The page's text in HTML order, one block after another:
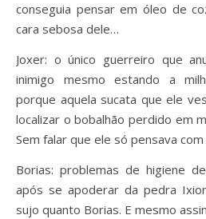
conseguia pensar em óleo de
cara sebosa dele…
Joxer: o único guerreiro que
inimigo mesmo estando a
porque aquela sucata que ele
localizar o bobalhão perdido em
Sem falar que ele só pensava
Borias: problemas de higiene
após se apoderar da pedra
sujo quanto Borias. E mesmo